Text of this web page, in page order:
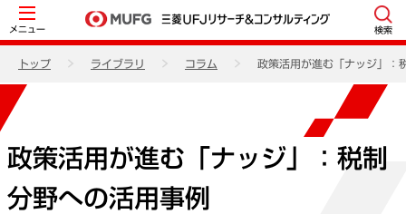
メニュー 検索
トップ ライブラリ コラム 政策活用が進む「ナッジ」：
政策活用が進む「ナッジ」：税制
分野への活用事例